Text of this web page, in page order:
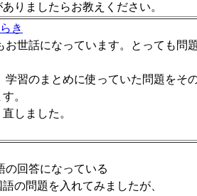
りましたらお教えください。
き
お世話になっています。とっても問
習のまとめに使っていた問題をそ
。
しました。
の回答になっている
の問題を入れてみましたが、